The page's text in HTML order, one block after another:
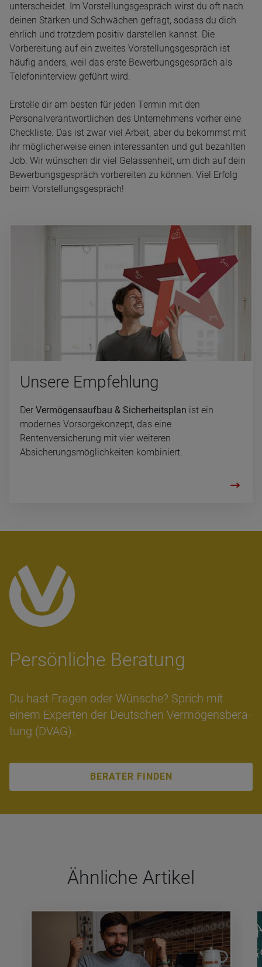
unterscheidet. Im Vorstellungsgespräch wirst du oft nach
deinen Stärken und Schwächen gefragt, sodass du dich
ehrlich und trotzdem positiv darstellen kannst. Die
Vorbereitung auf ein zweites Vorstellungsgespräch ist
häufig anders, weil das erste Bewerbungsgespräch als
Telefoninterview geführt wird.
Erstelle dir am besten für jeden Termin mit den
Personalverantwortlichen des Unternehmens vorher eine
Checkliste. Das ist zwar viel Arbeit, aber du bekommst mit
ihr möglicherweise einen interessanten und gut bezahlten
Job. Wir wünschen dir viel Gelassenheit, um dich auf dein
Bewerbungsgespräch vorbereiten zu können. Viel Erfolg
beim Vorstellungsgespräch!
Un­se­re Emp­feh­lung
Der Vermögensaufbau & Sicherheitsplan ist ein
modernes Vorsorgekonzept, das eine
Rentenversicherung mit vier weiteren
Absicherungsmöglichkeiten kombiniert.
Per­sön­li­che Bera­tung
Du hast Fra­gen oder Wün­sche? Sprich mit
einem Ex­per­ten der Deut­schen Ver­mö­gens­be­ra­
tung (DVAG).
BERATER FINDEN
Ähn­li­che Arti­kel